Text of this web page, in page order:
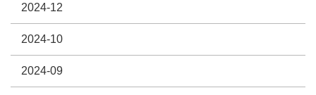
2024-12
2024-10
2024-09